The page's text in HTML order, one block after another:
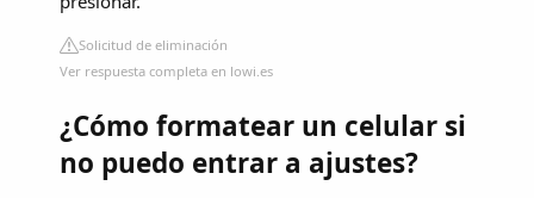
Solicitud de eliminación
Ver respuesta completa en lowi.es
¿Cómo formatear un celular si
no puedo entrar a ajustes?